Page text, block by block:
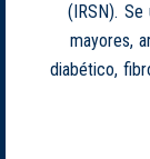
(IRSN).
mayores,
diabético,